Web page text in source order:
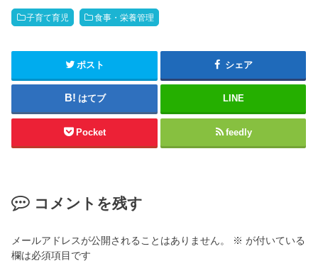
子育て育児 食事・栄養管理
ポスト シェア
はてブ LINE
Pocket feedly
コメントを残す
メールアドレスが公開されることはありません。 ※ が付いている
欄は必須項目です